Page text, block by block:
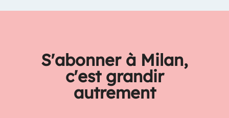
S'abonner à Milan,
c'est grandir
autrement